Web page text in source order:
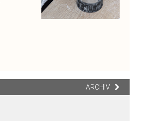
ARCHIV